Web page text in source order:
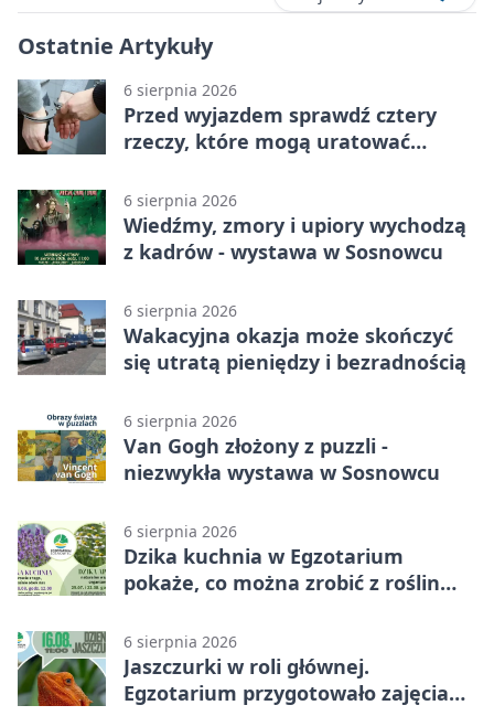
Ostatnie Artykuły
6 sierpnia 2026
Przed wyjazdem sprawdź cztery
rzeczy, które mogą uratować
6 sierpnia 2026
Wiedźmy, zmory i upiory wychodzą
z kadrów - wystawa w Sosnowcu
6 sierpnia 2026
Wakacyjna okazja może skończyć
się utratą pieniędzy i bezradnością
6 sierpnia 2026
Van Gogh złożony z puzzli -
niezwykła wystawa w Sosnowcu
6 sierpnia 2026
Dzika kuchnia w Egzotarium
pokaże, co można zrobić z roślin
6 sierpnia 2026
Jaszczurki w roli głównej.
Egzotarium przygotowało zajęcia